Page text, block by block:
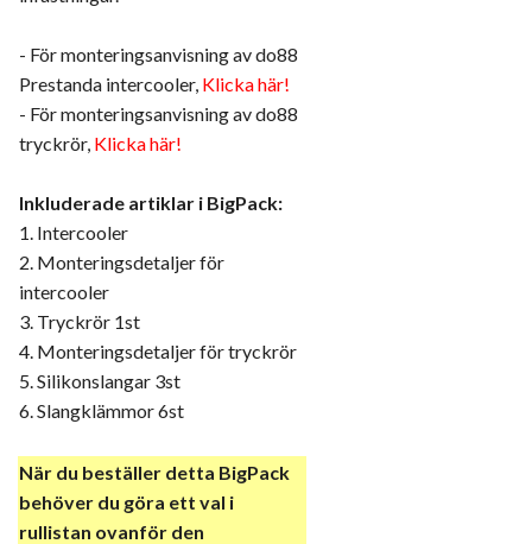
- För monteringsanvisning av do88
Prestanda intercooler, Klicka här!
- För monteringsanvisning av do88
tryckrör, Klicka här!
Inkluderade artiklar i BigPack:
1. Intercooler
2. Monteringsdetaljer för
intercooler
3. Tryckrör 1st
4. Monteringsdetaljer för tryckrör
5. Silikonslangar 3st
6. Slangklämmor 6st
När du beställer detta BigPack
behöver du göra ett val i
rullistan ovanför den